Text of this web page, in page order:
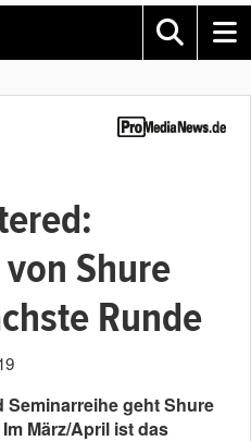
Shure
Runde
Seminarreihe geht Shure
März/April ist das